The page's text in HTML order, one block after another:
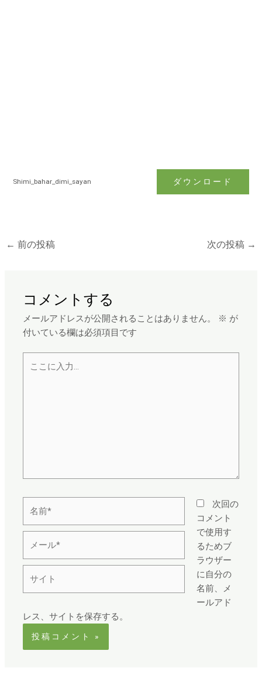
Shimi_bahar_dimi_sayan ダウンロード
← 前の投稿 次の投稿 →
コメントする
メールアドレスが公開されることはありません。 ※ が
付いている欄は必須項目です
こ
*
ー
ル
次回の
コメント
で使用す
るためブ
ラウザー
に自分の
名前、メ
ールアド
レス、サイトを保存する。